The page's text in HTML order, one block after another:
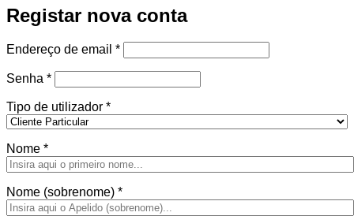
Registar nova conta
Endereço de email *Obrigatório
Senha *Obrigatório
Tipo de utilizador *
Nome *
Nome (sobrenome) *